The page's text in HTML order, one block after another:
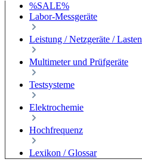
%SALE%
Labor-Messgeräte
Leistung / Netzgeräte / Lasten
Multimeter und Prüfgeräte
Testsysteme
Elektrochemie
Hochfrequenz
Lexikon / Glossar